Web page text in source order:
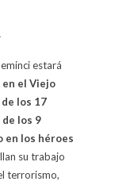
estará
en el Viejo
los 17
los 9
en los héroes
su trabajo
terrorismo,